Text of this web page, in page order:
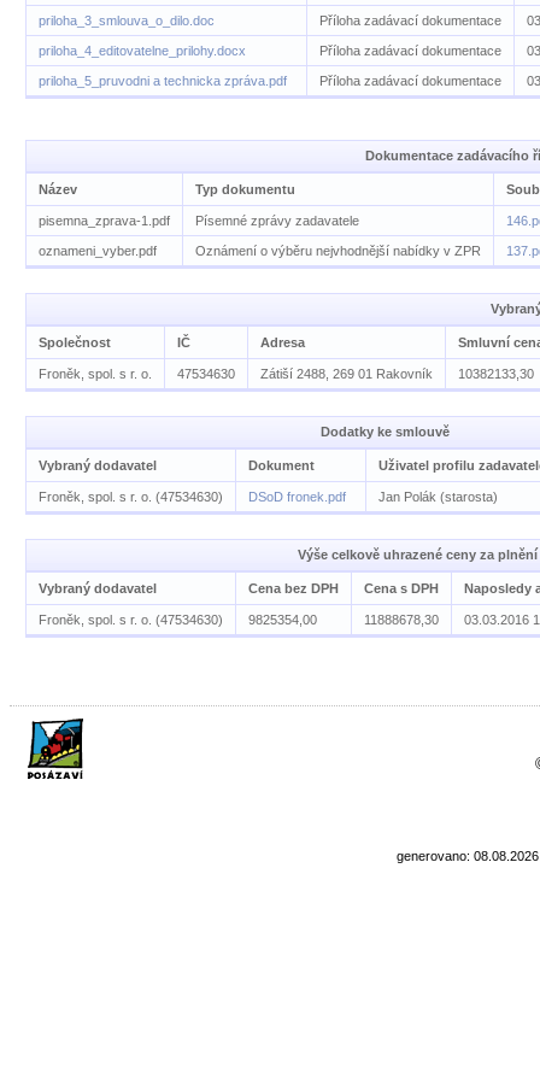
priloha_3_smlouva_o_dilo.doc Příloha zadávací dokumentace
priloha_4_editovatelne_prilohy.docx Příloha zadávací dokumentace
priloha_5_pruvodni a technicka zpráva.pdf Příloha zadávací dokumentace
Dokumentace zadávacího
Název Typ dokumentu
pisemna_zprava-1.pdf Písemné zprávy zadavatele
oznameni_vyber.pdf Oznámení o výběru nejvhodnější nabídky v ZPR
Společnost IČ Adresa Smluvní
Froněk, spol. s r. o. 47534630 Zátiší 2488, 269 01 Rakovník 10382133,30
Dodatky ke smlouvě
Vybraný dodavatel Dokument Uživatel profilu
Froněk, spol. s r. o. (47534630) DSoD fronek.pdf Jan Polák (starosta)
Výše celkově uhrazené ceny za plnění
Vybraný dodavatel Cena bez DPH Cena s DPH Naposledy
Froněk, spol. s r. o. (47534630) 9825354,00 11888678,30 03.03.2016
generovano: